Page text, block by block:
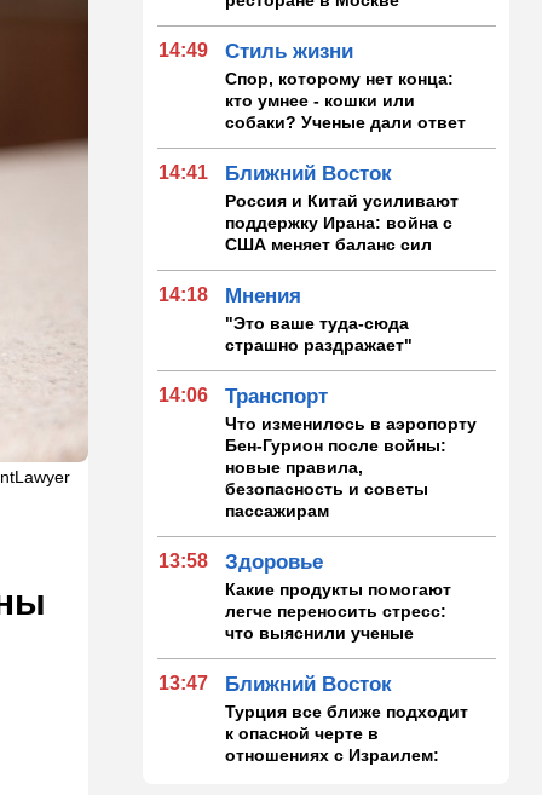
14:49 Стиль жизни
Спор, которому нет конца:
кто умнее - кошки или
собаки? Ученые дали ответ
14:41 Ближний Восток
Россия и Китай усиливают
поддержку Ирана: война с
США меняет баланс сил
14:18 Мнения
"Это ваше туда-сюда
страшно раздражает"
14:06 Транспорт
Что изменилось в аэропорту
Бен-Гурион после войны:
новые правила,
безопасность и советы
пассажирам
13:58 Здоровье
Какие продукты помогают
легче переносить стресс:
что выяснили ученые
13:47 Ближний Восток
Турция все ближе подходит
к опасной черте в
отношениях с Израилем: